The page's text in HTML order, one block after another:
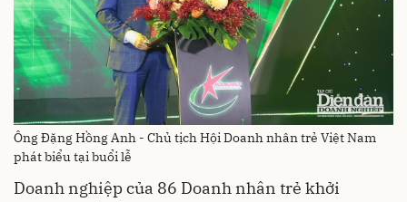
Ông Đặng Hồng Anh - Chủ tịch Hội Doanh nhân trẻ Việt Nam
phát biểu tại buổi lễ
Doanh nghiệp của 86 Doanh nhân trẻ khởi